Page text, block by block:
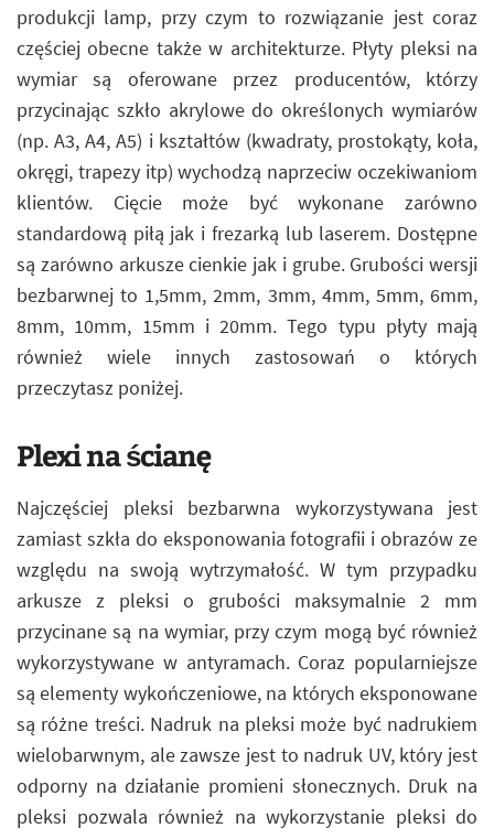
produkcji lamp, przy czym to rozwiązanie jest coraz
częściej obecne także w architekturze. Płyty pleksi na
wymiar są oferowane przez producentów, którzy
przycinając szkło akrylowe do określonych wymiarów
(np. A3, A4, A5) i kształtów (kwadraty, prostokąty, koła,
okręgi, trapezy itp) wychodzą naprzeciw oczekiwaniom
klientów. Cięcie może być wykonane zarówno
standardową piłą jak i frezarką lub laserem. Dostępne
są zarówno arkusze cienkie jak i grube. Grubości wersji
bezbarwnej to 1,5mm, 2mm, 3mm, 4mm, 5mm, 6mm,
8mm, 10mm, 15mm i 20mm. Tego typu płyty mają
również wiele innych zastosowań o których
przeczytasz poniżej.
Plexi na ścianę
Najczęściej pleksi bezbarwna wykorzystywana jest
zamiast szkła do eksponowania fotografii i obrazów ze
względu na swoją wytrzymałość. W tym przypadku
arkusze z pleksi o grubości maksymalnie 2 mm
przycinane są na wymiar, przy czym mogą być również
wykorzystywane w antyramach. Coraz popularniejsze
są elementy wykończeniowe, na których eksponowane
są różne treści. Nadruk na pleksi może być nadrukiem
wielobarwnym, ale zawsze jest to nadruk UV, który jest
odporny na działanie promieni słonecznych. Druk na
pleksi pozwala również na wykorzystanie pleksi do